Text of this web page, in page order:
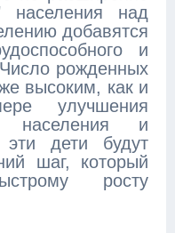
населения над
добавятся
и
рожденных
высоким, как и
улучшения
населения и
эти дети будут
шаг, который
росту